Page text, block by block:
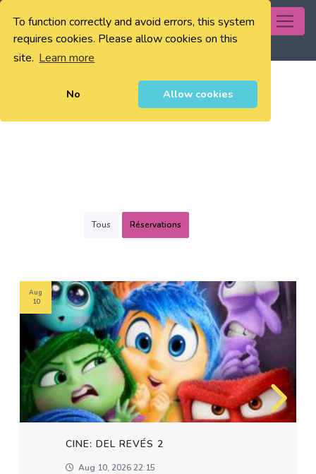
To function correctly and avoid errors, this system
requires cookies. Please allow cookies on this
site. Learn more
No Allow cookies
0
Tous Réservations
CINE: DEL REVÉS 2
Aug 10, 2026 22:15
Aug
10